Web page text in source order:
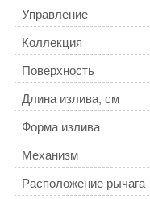
Управление
Коллекция
Поверхность
Длина излива, см
Форма излива
Механизм
Расположение рычага